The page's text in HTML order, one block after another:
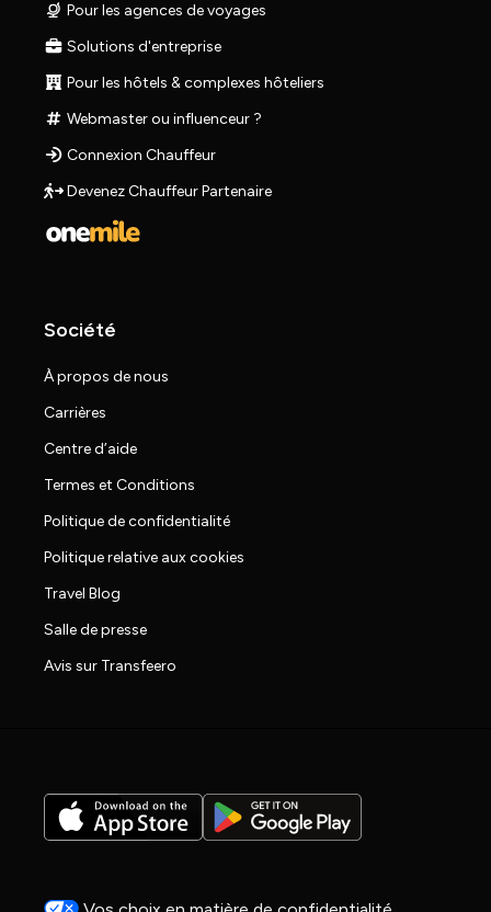
Pour les agences de voyages
Solutions d'entreprise
Pour les hôtels & complexes hôteliers
Webmaster ou influenceur ?
Connexion Chauffeur
Devenez Chauffeur Partenaire
Société
À propos de nous
Carrières
Centre d’aide
Termes et Conditions
Politique de confidentialité
Politique relative aux cookies
Travel Blog
Salle de presse
Avis sur Transfeero